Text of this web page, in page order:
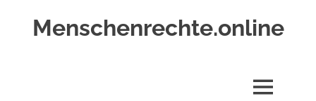
Menschenrechte.online
MENÜ